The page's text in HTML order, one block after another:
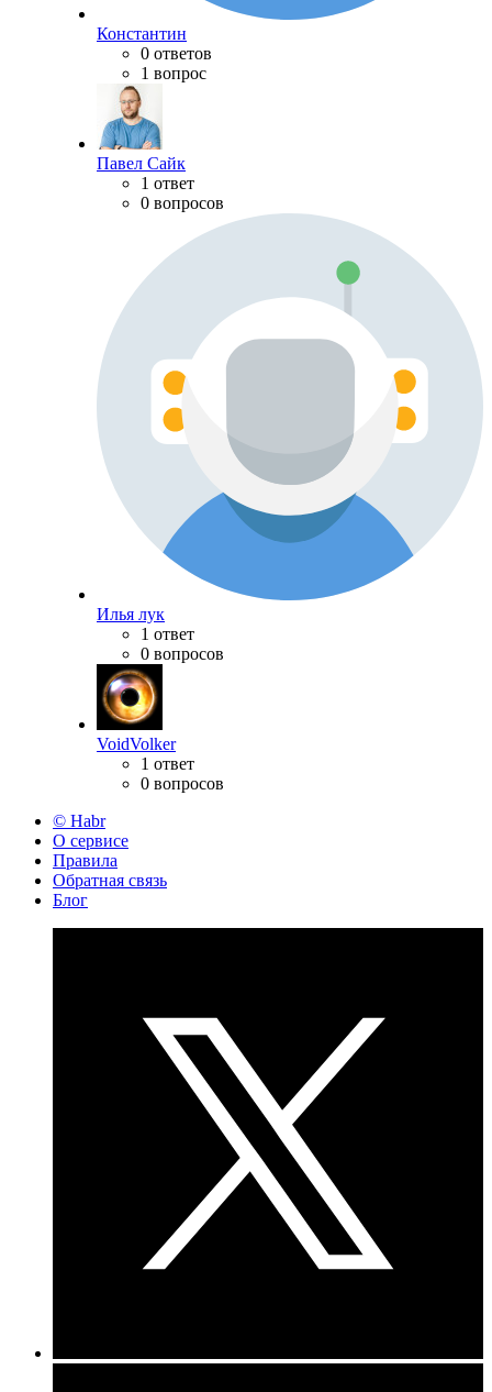
Константин
0 ответов
1 вопрос
Павел Сайк
1 ответ
0 вопросов
Илья лук
1 ответ
0 вопросов
VoidVolker
1 ответ
0 вопросов
© Habr
О сервисе
Правила
Обратная связь
Блог